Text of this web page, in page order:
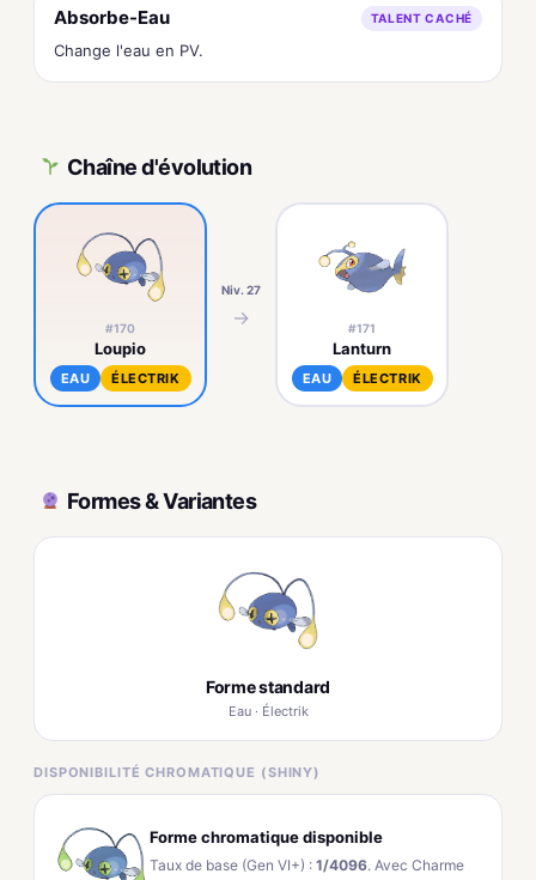
Absorbe-Eau TALENT CACHÉ
Change l'eau en PV.
Chaîne d'évolution
#170
Loupio
EAU ÉLECTRIK
Niv. 27
→ #171
Lanturn
EAU ÉLECTRIK
Formes & Variantes
Forme standard
Eau · Électrik
DISPONIBILITÉ CHROMATIQUE (SHINY)
Forme chromatique disponible
Taux de base (Gen VI+) : 1/4096. Avec Charme